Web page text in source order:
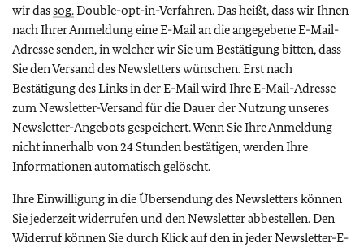
wir dassog.Double-opt-in-Verfahren. Das heißt, dass wir Ihnen
nach Ihrer Anmeldung eine E-Mail an die angegebene E-Mail-
Adresse senden, in welcher wir Sie um Bestätigung bitten, dass
Sie den Versand des Newsletters wünschen. Erst nach
Bestätigung des Links in der E-Mail wird Ihre E-Mail-Adresse
zum Newsletter-Versand für die Dauer der Nutzung unseres
Newsletter-Angebots gespeichert. Wenn Sie Ihre Anmeldung
nicht innerhalb von 24 Stunden bestätigen, werden Ihre
Informationen automatisch gelöscht.
Ihre Einwilligung in die Übersendung des Newsletters können
Sie jederzeit widerrufen und den Newsletter abbestellen. Den
Widerruf können Sie durch Klick auf den in jeder Newsletter-E-